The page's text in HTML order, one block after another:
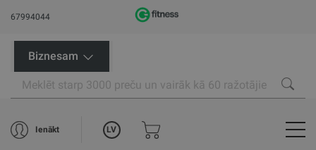
67994044
Biznesam
Ienākt LV